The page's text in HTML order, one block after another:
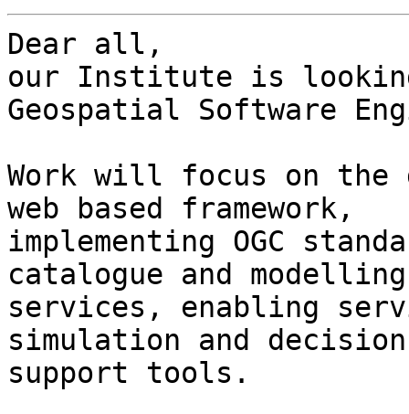
Dear all,
our Institute is
Geospatial Software
Work will focus on the
web based framework,
implementing OGC
catalogue and
services, enabling
simulation and
support tools.